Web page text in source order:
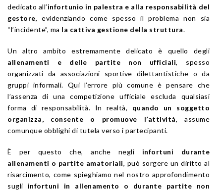
dedicato all’infortunio in palestra e alla responsabilità del
gestore, evidenziando come spesso il problema non sia
“l’incidente”, ma la cattiva gestione della struttura.
Un altro ambito estremamente delicato è quello degli
allenamenti e delle partite non ufficiali, spesso
organizzati da associazioni sportive dilettantistiche o da
gruppi informali. Qui l’errore più comune è pensare che
l’assenza di una competizione ufficiale escluda qualsiasi
forma di responsabilità. In realtà, quando un soggetto
organizza, consente o promuove l’attività, assume
comunque obblighi di tutela verso i partecipanti.
È per questo che, anche negli infortuni durante
allenamenti o partite amatoriali, può sorgere un diritto al
risarcimento, come spieghiamo nel nostro approfondimento
sugli infortuni in allenamento o durante partite non